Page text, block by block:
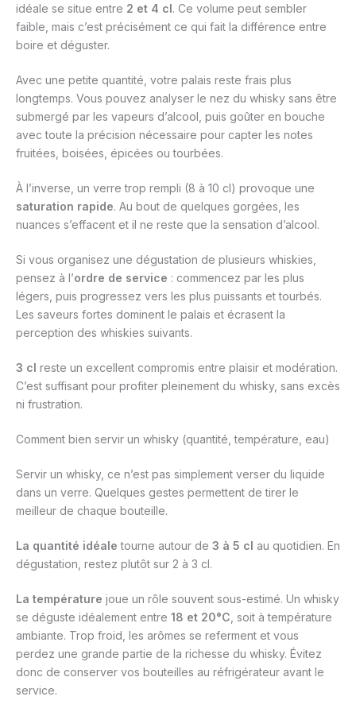
idéale se situe entre 2 et 4 cl. Ce volume peut sembler
faible, mais c’est précisément ce qui fait la différence entre
boire et déguster.
Avec une petite quantité, votre palais reste frais plus
longtemps. Vous pouvez analyser le nez du whisky sans être
submergé par les vapeurs d’alcool, puis goûter en bouche
avec toute la précision nécessaire pour capter les notes
fruitées, boisées, épicées ou tourbées.
À l’inverse, un verre trop rempli (8 à 10 cl) provoque une
saturation rapide. Au bout de quelques gorgées, les
nuances s’effacent et il ne reste que la sensation d’alcool.
Si vous organisez une dégustation de plusieurs whiskies,
pensez à l’ordre de service : commencez par les plus
légers, puis progressez vers les plus puissants et tourbés.
Les saveurs fortes dominent le palais et écrasent la
perception des whiskies suivants.
3 cl reste un excellent compromis entre plaisir et modération.
C’est suffisant pour profiter pleinement du whisky, sans excès
ni frustration.
Comment bien servir un whisky (quantité, température, eau)
Servir un whisky, ce n’est pas simplement verser du liquide
dans un verre. Quelques gestes permettent de tirer le
meilleur de chaque bouteille.
La quantité idéale tourne autour de 3 à 5 cl au quotidien. En
dégustation, restez plutôt sur 2 à 3 cl.
La température joue un rôle souvent sous-estimé. Un whisky
se déguste idéalement entre 18 et 20°C , soit à température
ambiante. Trop froid, les arômes se referment et vous
perdez une grande partie de la richesse du whisky. Évitez
donc de conserver vos bouteilles au réfrigérateur avant le
service.